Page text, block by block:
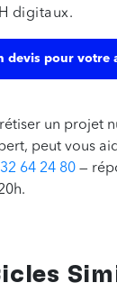
digitaux.
devis pour votre
un projet
peut vous
64 24 80 —